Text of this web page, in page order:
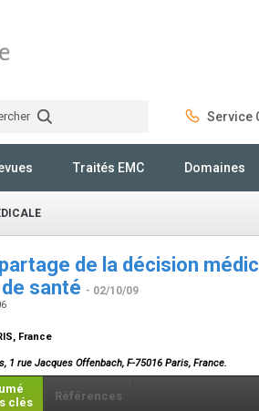
Service
Traités EMC Domaines
de la décision
santé - 02/10/09
France
1 rue Jacques Offenbach, F-75016 Paris, France.
clés
Références